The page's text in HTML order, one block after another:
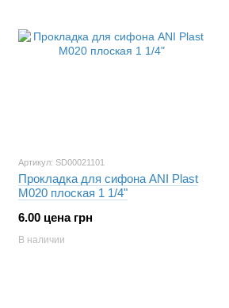
Артикул: SD00021101
Прокладка для сифона ANI Plast
М020 плоская 1 1/4"
6.00 цена грн
В наличии